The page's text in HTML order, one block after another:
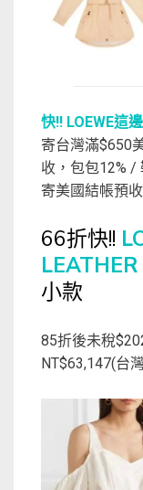
快!! LOEWE這
寄台灣滿$650
收，包包12% /
寄美國結帳預
66折快!!
小款
85折後未稅
NT$63,147(台